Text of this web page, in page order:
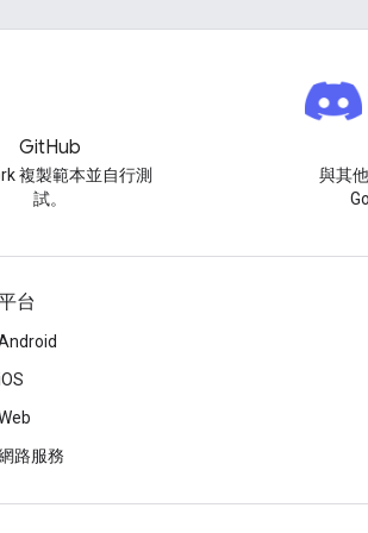
GitHub
複製範本並自行測
試。
與其
台
路服務